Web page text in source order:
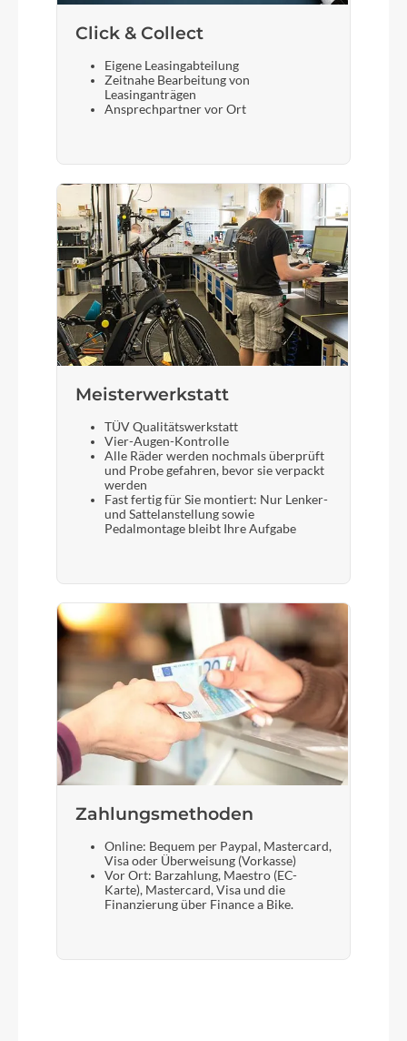
Click & Collect
Eigene Leasingabteilung
Zeitnahe Bearbeitung von
Leasinganträgen
Ansprechpartner vor Ort
Meisterwerkstatt
TÜV Qualitätswerkstatt
Vier-Augen-Kontrolle
Alle Räder werden nochmals überprüft
und Probe gefahren, bevor sie verpackt
werden
Fast fertig für Sie montiert: Nur Lenker-
und Sattelanstellung sowie
Pedalmontage bleibt Ihre Aufgabe
Zahlungsmethoden
Online: Bequem per Paypal, Mastercard,
Visa oder Überweisung (Vorkasse)
Vor Ort: Barzahlung, Maestro (EC-
Karte), Mastercard, Visa und die
Finanzierung über Finance a Bike.